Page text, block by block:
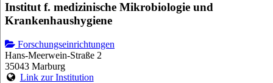
Institut f. medizinische Mikrobiologie und
Krankenhaushygiene
Forschungseinrichtungen
Hans-Meerwein-Straße 2
35043 Marburg
Link zur Institution